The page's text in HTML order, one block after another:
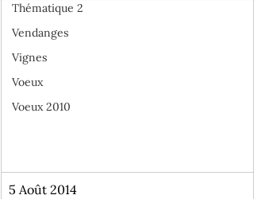
Thématique 2
Vendanges
Vignes
Voeux
Voeux 2010
5 Août 2014